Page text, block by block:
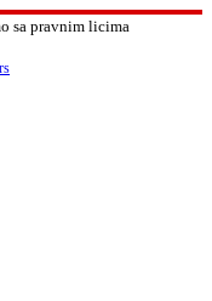
sa pravnim licima